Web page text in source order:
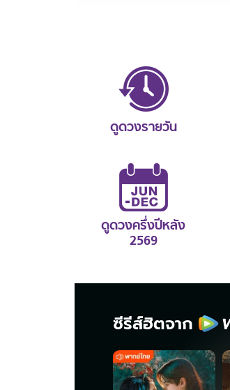
ดูดวงรายวัน
ดูดวงครึ่งปีหลัง
2569
ซีรีส์ฮิตจาก